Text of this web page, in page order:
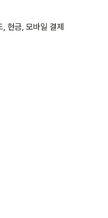
현금, 모바일 결제